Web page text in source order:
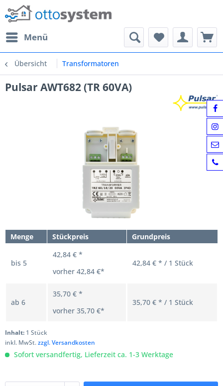
Menü
Übersicht Transformatoren
Pulsar AWT682 (TR 60VA)
Menge Stückpreis Grundpreis
bis 5
42,84 € *
vorher 42,84 €*
42,84 € * / 1 Stück
ab 6
35,70 € *
vorher 35,70 €*
35,70 € * / 1 Stück
Inhalt: 1 Stück
inkl. MwSt.zzgl. Versandkosten
Sofort versandfertig, Lieferzeit ca. 1-3 Werktage